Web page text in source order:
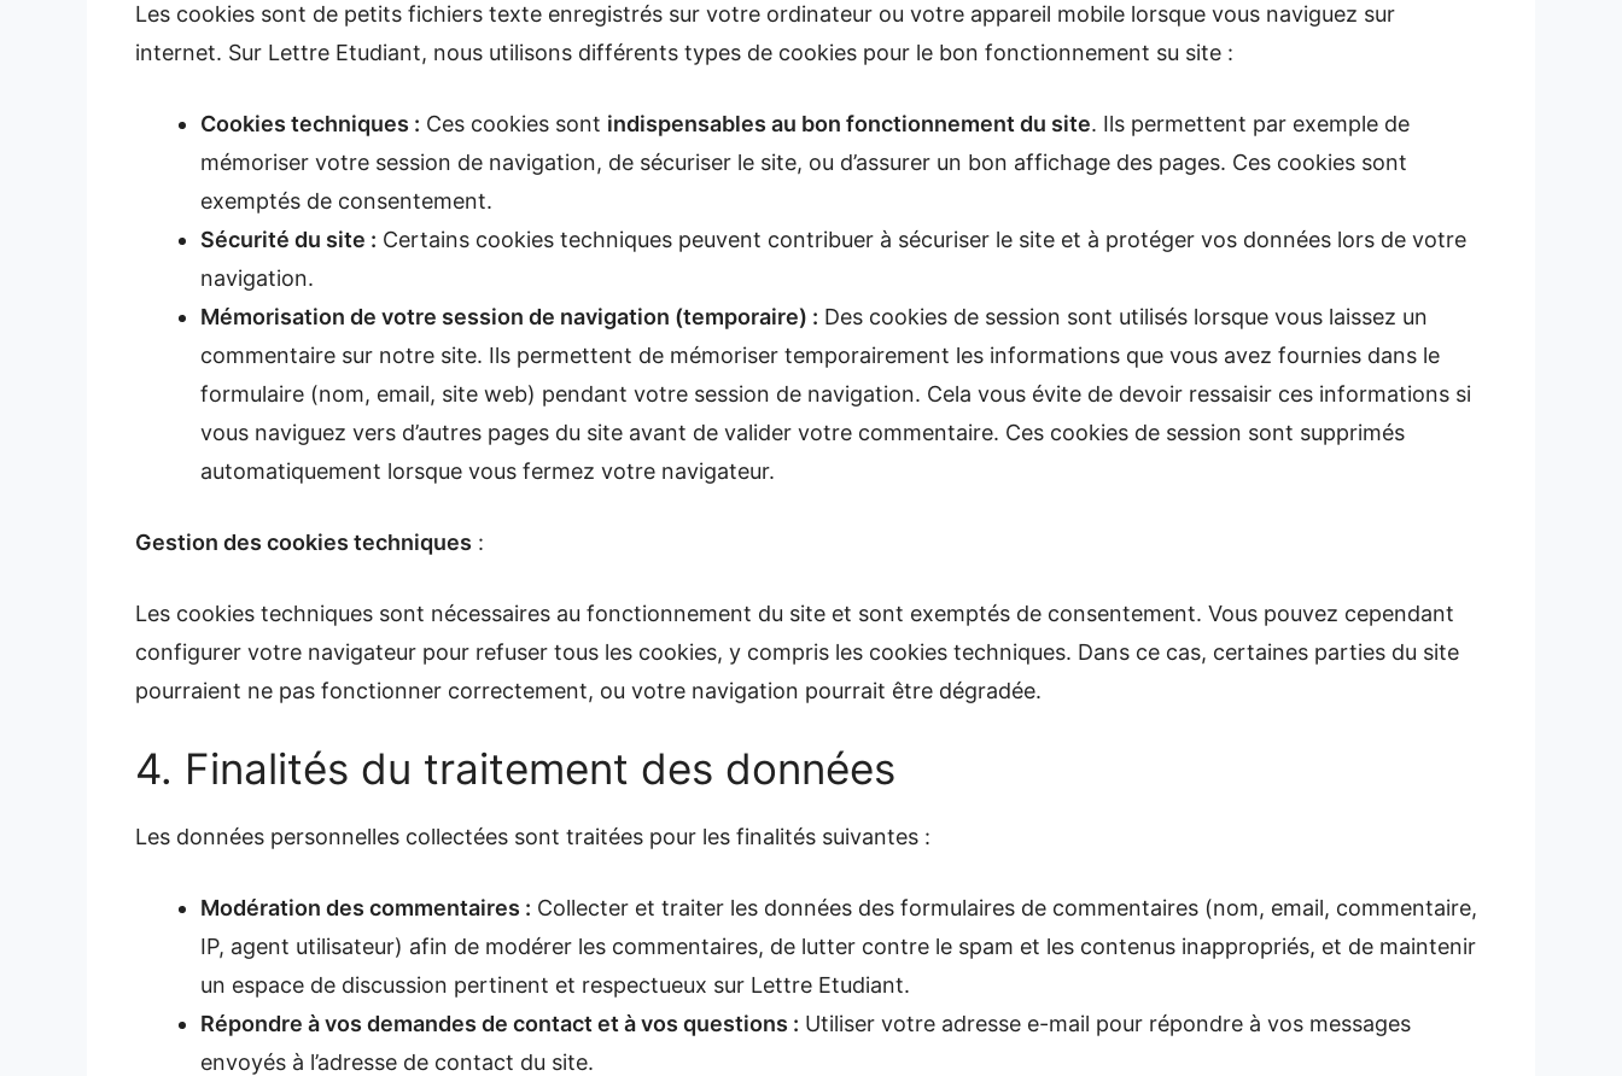
Les cookies sont de petits fichiers texte enregistrés sur votre ordinateur ou votre appareil mobile lorsque vous naviguez sur
internet. Sur Lettre Etudiant, nous utilisons différents types de cookies pour le bon fonctionnement su site :
Cookies techniques : Ces cookies sont indispensables au bon fonctionnement du site. Ils permettent par exemple de
mémoriser votre session de navigation, de sécuriser le site, ou d’assurer un bon affichage des pages. Ces cookies sont
exemptés de consentement.
Sécurité du site : Certains cookies techniques peuvent contribuer à sécuriser le site et à protéger vos données lors de votre
navigation.
Mémorisation de votre session de navigation (temporaire) : Des cookies de session sont utilisés lorsque vous laissez un
commentaire sur notre site. Ils permettent de mémoriser temporairement les informations que vous avez fournies dans le
formulaire (nom, email, site web) pendant votre session de navigation. Cela vous évite de devoir ressaisir ces informations si
vous naviguez vers d’autres pages du site avant de valider votre commentaire. Ces cookies de session sont supprimés
automatiquement lorsque vous fermez votre navigateur.
Gestion des cookies techniques :
Les cookies techniques sont nécessaires au fonctionnement du site et sont exemptés de consentement. Vous pouvez cependant
configurer votre navigateur pour refuser tous les cookies, y compris les cookies techniques. Dans ce cas, certaines parties du site
pourraient ne pas fonctionner correctement, ou votre navigation pourrait être dégradée.
4. Finalités du traitement des données
Les données personnelles collectées sont traitées pour les finalités suivantes :
Modération des commentaires : Collecter et traiter les données des formulaires de commentaires (nom, email, commentaire,
IP, agent utilisateur) afin de modérer les commentaires, de lutter contre le spam et les contenus inappropriés, et de maintenir
un espace de discussion pertinent et respectueux sur Lettre Etudiant.
Répondre à vos demandes de contact et à vos questions : Utiliser votre adresse e-mail pour répondre à vos messages
envoyés à l’adresse de contact du site.